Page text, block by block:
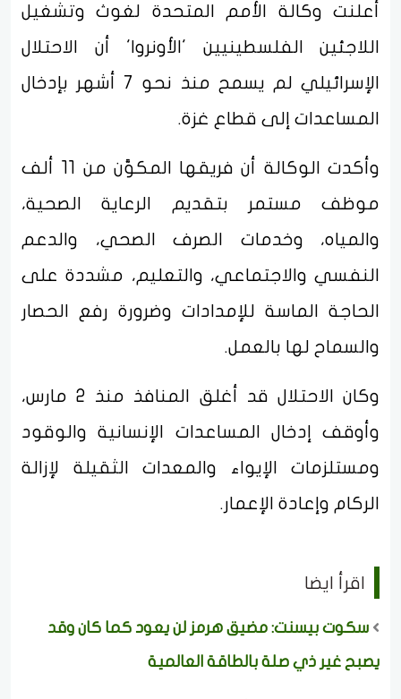
أعلنت وكالة الأمم المتحدة لغوث وتشغيل
اللاجئين الفلسطينيين 'الأونروا' أن الاحتلال
الإسرائيلي لم يسمح منذ نحو 7 أشهر بإدخال
المساعدات إلى قطاع غزة.
وأكدت الوكالة أن فريقها المكوَّن من 11 ألف
موظف مستمر بتقديم الرعاية الصحية،
والمياه، وخدمات الصرف الصحي، والدعم
النفسي والاجتماعي، والتعليم، مشددة على
الحاجة الماسة للإمدادات وضرورة رفع الحصار
والسماح لها بالعمل.
وكان الاحتلال قد أغلق المنافذ منذ 2 مارس،
وأوقف إدخال المساعدات الإنسانية والوقود
ومستلزمات الإيواء والمعدات الثقيلة لإزالة
الركام وإعادة الإعمار.
اقرأ ايضا
سكوت بيسنت: مضيق هرمز لن يعود كما كان وقد
يصبح غير ذي صلة بالطاقة العالمية